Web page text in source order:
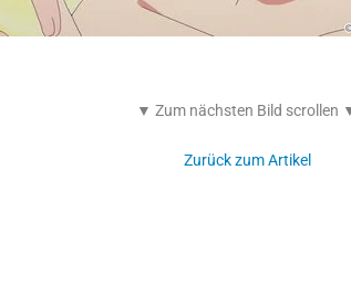
▼ Zum nächsten Bild scrollen
Zurück zum Artikel